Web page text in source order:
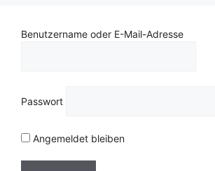
Benutzername oder E-Mail-Adresse
Passwort
Angemeldet bleiben